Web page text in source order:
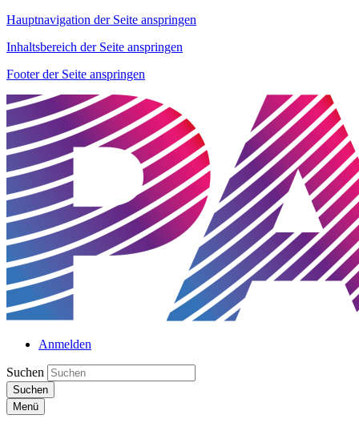
Hauptnavigation der Seite anspringen
Inhaltsbereich der Seite anspringen
Footer der Seite anspringen
Anmelden
Suchen
Suchen
Menü